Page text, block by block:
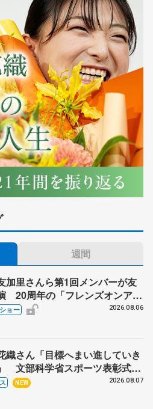
週間
加里さんら第1回メンバーが友
20周年の「フレンズオンアイ
本賢二さん、有川梨絵さん、
ョー 2026.08.06
織さん「目標へまい進していき
文部科学省スポーツ表彰式で
辞NEW 2026.08.07